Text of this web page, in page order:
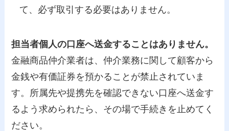
て、必ず取引する必要はありません。
担当者個人の口座へ送金することはありません。
金融商品仲介業者は、仲介業務に関して顧客から
金銭や有価証券を預かることが禁止されていま
す。所属先や提携先を確認できない口座へ送金す
るよう求められたら、その場で手続きを止めてく
ださい。